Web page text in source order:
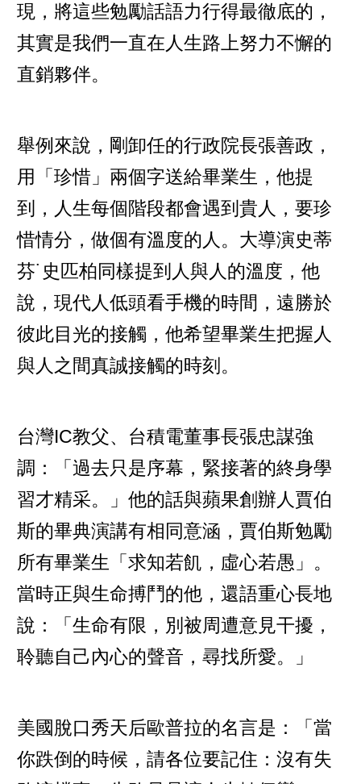
現，將這些勉勵話語力行得最徹底的，
其實是我們一直在人生路上努力不懈的
直銷夥伴。
舉例來說，剛卸任的行政院長張善政，
用「珍惜」兩個字送給畢業生，他提
到，人生每個階段都會遇到貴人，要珍
惜情分，做個有溫度的人。大導演史蒂
芬˙史匹柏同樣提到人與人的溫度，他
說，現代人低頭看手機的時間，遠勝於
彼此目光的接觸，他希望畢業生把握人
與人之間真誠接觸的時刻。
台灣IC教父、台積電董事長張忠謀強
調：「過去只是序幕，緊接著的終身學
習才精采。」他的話與蘋果創辦人賈伯
斯的畢典演講有相同意涵，賈伯斯勉勵
所有畢業生「求知若飢，虛心若愚」。
當時正與生命搏鬥的他，還語重心長地
說：「生命有限，別被周遭意見干擾，
聆聽自己內心的聲音，尋找所愛。」
美國脫口秀天后歐普拉的名言是：「當
你跌倒的時候，請各位要記住：沒有失